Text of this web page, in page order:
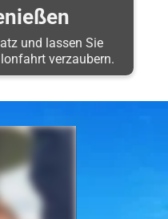
und lassen Sie
verzaubern.